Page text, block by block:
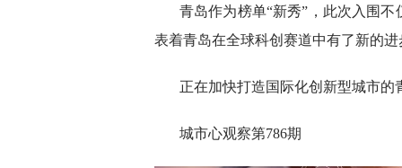
青岛作为榜单“新秀”，此次入围
表着青岛在全球科创赛道中有了新的进
正在加快打造国际化创新型城市
城市心观察第786期